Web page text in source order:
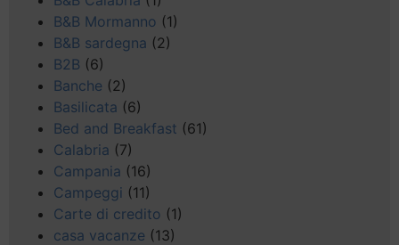
B&B Mormanno (1)
B&B sardegna (2)
B2B (6)
Banche (2)
Basilicata (6)
Bed and Breakfast (61)
Calabria (7)
Campania (16)
Campeggi (11)
Carte di credito (1)
casa vacanze (13)